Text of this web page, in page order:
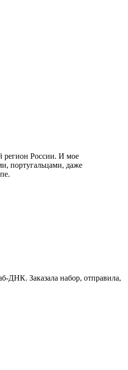
регион России. И мое
португальцами, даже
ДНК. Заказала набор, отправила,